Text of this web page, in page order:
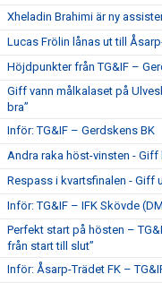
Xheladin Brahimi är ny
Lucas Frölin lånas ut till
Höjdpunkter från TG&IF –
Giff vann målkalaset på
bra”
Inför: TG&IF – Gerdskens BK
Andra raka höst-vinsten - Giff
Respass i kvartsfinalen - Giff
Inför: TG&IF – IFK Skövde
Perfekt start på hösten –
från start till slut”
Inför: Åsarp-Trädet FK –